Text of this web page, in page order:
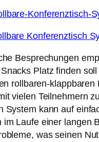
Besprechungen
Platz finden
rollbaren-
vielen Teilnehmern
System kann auf
im Laufe einer langen
was seinen